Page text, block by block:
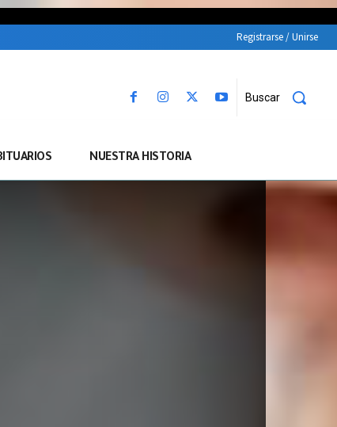
Registrarse / Unirse
Buscar
NUESTRA HISTORIA